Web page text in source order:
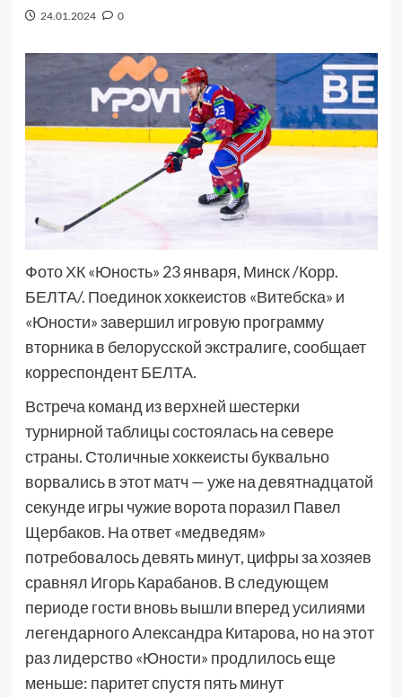
24.01.2024 0
Фото ХК «Юность» 23 января, Минск /Корр.
БЕЛТА/. Поединок хоккеистов «Витебска» и
«Юности» завершил игровую программу
вторника в белорусской экстралиге, сообщает
корреспондент БЕЛТА.
Встреча команд из верхней шестерки
турнирной таблицы состоялась на севере
страны. Столичные хоккеисты буквально
ворвались в этот матч — уже на девятнадцатой
секунде игры чужие ворота поразил Павел
Щербаков. На ответ «медведям»
потребовалось девять минут, цифры за хозяев
сравнял Игорь Карабанов. В следующем
периоде гости вновь вышли вперед усилиями
легендарного Александра Китарова, но на этот
раз лидерство «Юности» продлилось еще
меньше: паритет спустя пять минут